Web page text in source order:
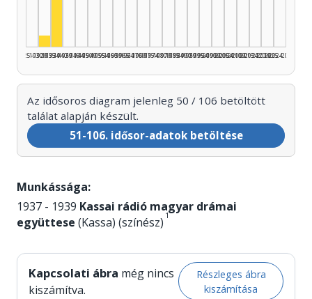
1925–1929Színész, 1930–1934: 4
1930–1934
1935–1939
1940–1944
1945–1949
1950–1954
1955–1959
1960–1964
1965–1969
1970–1974
1975–1979
1980–1984
1985–1989
1990–1994
1995–1999
2000–2004
2005–2009
2010–2014
2015–2019
2020–2024
2025–2026
Az idősoros diagram jelenleg 50 / 106 betöltött
találat alapján készült.
51-106. idősor-adatok betöltése
Munkássága:
1937 - 1939 Kassai rádió magyar drámai
együttese (Kassa) (színész) 1
Kapcsolati ábra még nincs
kiszámítva.
Részleges ábra
kiszámítása